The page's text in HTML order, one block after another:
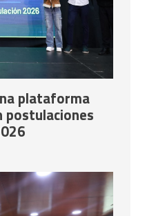
plataforma
postulaciones